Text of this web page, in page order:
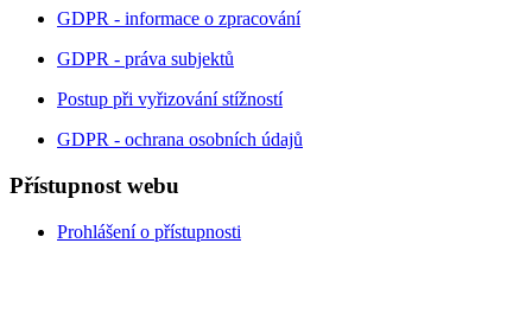
GDPR - informace o zpracování
GDPR - práva subjektů
Postup při vyřizování stížností
GDPR - ochrana osobních údajů
Přístupnost webu
Prohlášení o přístupnosti